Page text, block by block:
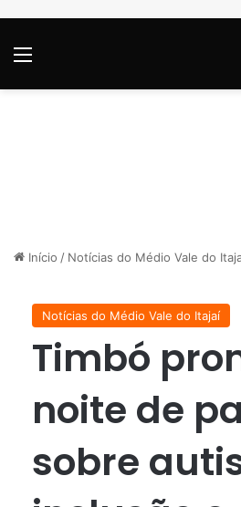
Início / Notícias do Médio Vale do
Notícias do Médio Vale do Itajaí
Timbó
noite de
sobre